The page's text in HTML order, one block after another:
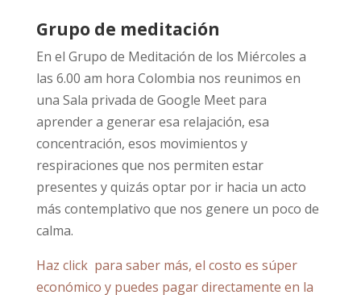
Grupo de meditación
En el Grupo de Meditación de los Miércoles a
las 6.00 am hora Colombia nos reunimos en
una Sala privada de Google Meet para
aprender a generar esa relajación, esa
concentración, esos movimientos y
respiraciones que nos permiten estar
presentes y quizás optar por ir hacia un acto
más contemplativo que nos genere un poco de
calma.
Haz click para saber más, el costo es súper
económico y puedes pagar directamente en la